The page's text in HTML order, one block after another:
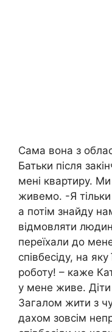
Сама вона з
Батьки після
мені квартиру.
живемо. -Я
а потім знайду
відмовляти
переїхали до
співбесіду, на
роботу! – каже
у мене живе. Діти
Загалом жити з
дахом зовсім